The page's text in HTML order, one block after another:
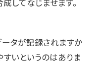
してなじませます。
タが記録されますか
すいというのはありま